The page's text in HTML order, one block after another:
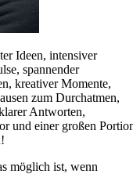
Ideen, intensiver
spannender
kreativer Momente,
zum Durchatmen,
Antworten,
und einer großen
möglich ist, wenn